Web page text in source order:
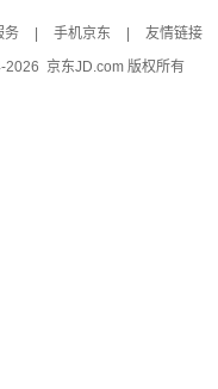
务 手机京东 友情链接
2026 京东JD.com 版权所有